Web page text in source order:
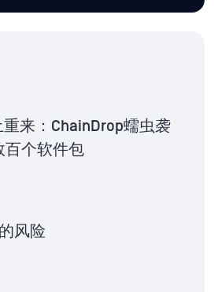
来：ChainDrop蠕虫袭
百个软件包
风险